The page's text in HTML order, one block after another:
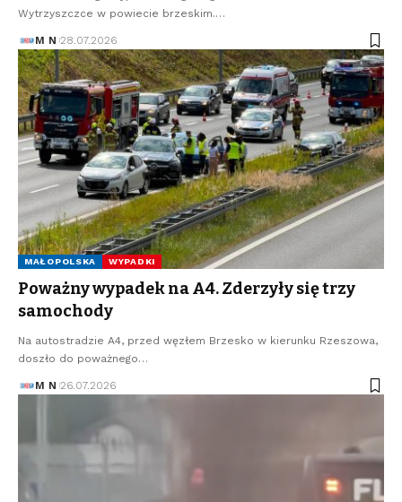
Wytrzyszczce w powiecie brzeskim.…
M N 28.07.2026
MAŁOPOLSKA WYPADKI
Poważny wypadek na A4. Zderzyły się trzy
samochody
Na autostradzie A4, przed węzłem Brzesko w kierunku Rzeszowa,
doszło do poważnego…
M N 26.07.2026